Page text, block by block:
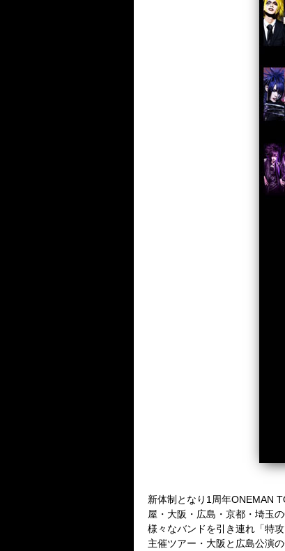
新体制となり1周年ONEMAN
屋・大阪・広島・京都・埼玉
様々なバンドを引き連れ「特
主催ツアー・大阪と広島公演